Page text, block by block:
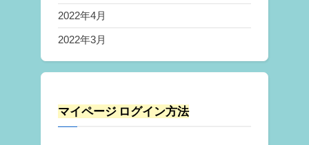
2022年4月
2022年3月
マイページ ログイン方法